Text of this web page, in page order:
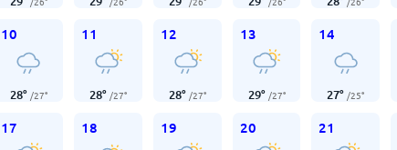
10
28° /27°
11
28° /27°
12
28° /27°
13
29° /27°
14
27° /25°
17 18 19 20 21